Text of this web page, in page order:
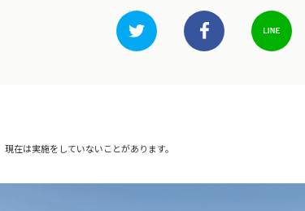
在は実施をしていないことがあります。